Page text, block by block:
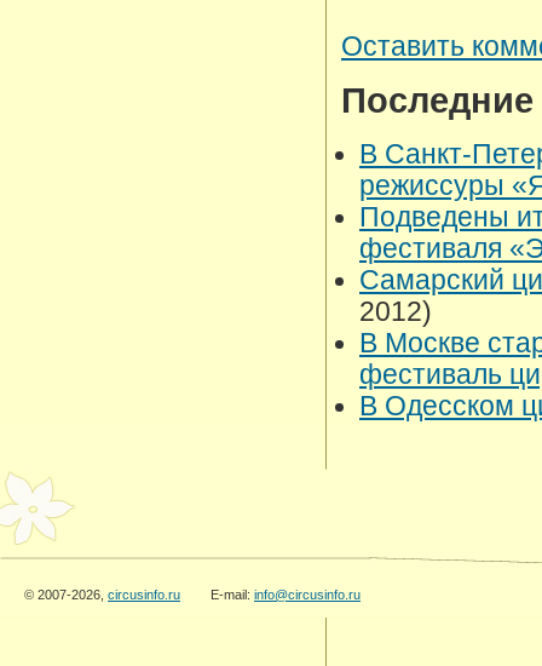
Оставить
В Санкт-
режиссуры
Подведены
фестиваля
Самарский
2012)
В Москве
фестиваль
В Одесском
© 2007-2026, circusinfo.ru E-mail: info@circusinfo.ru